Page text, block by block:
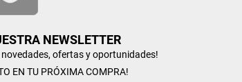
NEWSLETTER
novedades, ofertas y oportunidades!
EN TU PRÓXIMA COMPRA!